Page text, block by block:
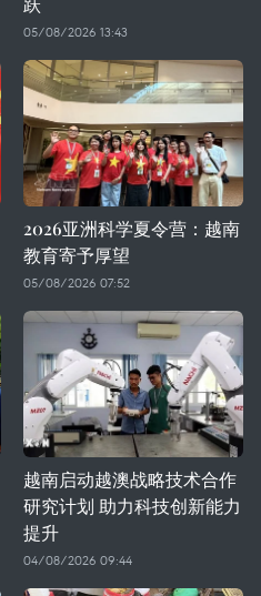
05/08/2026 13:43
2026亚洲科学夏令营：越南
教育寄予厚望
05/08/2026 07:52
越南启动越澳战略技术合作
研究计划 助力科技创新能力
提升
04/08/2026 09:44